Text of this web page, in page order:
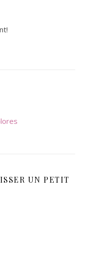
UN PETIT